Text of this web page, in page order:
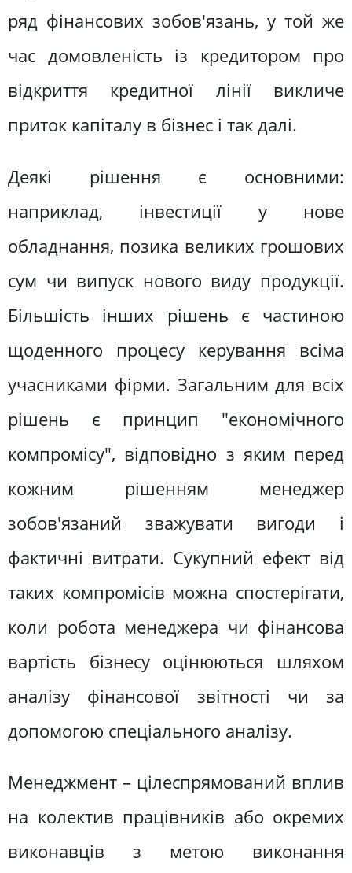
ряд фінансових зобов'язань, у той же
час домовленість із кредитором про
відкриття кредитної лінії викличе
приток капіталу в бізнес і так далі.
Деякі рішення є основними:
наприклад, інвестиції у нове
обладнання, позика великих грошових
сум чи випуск нового виду продукції.
Більшість інших рішень є частиною
щоденного процесу керування всіма
учасниками фірми. Загальним для всіх
рішень є принцип "економічного
компромісу", відповідно з яким перед
кожним рішенням менеджер
зобов'язаний зважувати вигоди і
фактичні витрати. Сукупний ефект від
таких компромісів можна спостерігати,
коли робота менеджера чи фінансова
вартість бізнесу оцінюються шляхом
аналізу фінансової звітності чи за
допомогою спеціального аналізу.
Менеджмент – цілеспрямований вплив
на колектив працівників або окремих
виконавців з метою виконання